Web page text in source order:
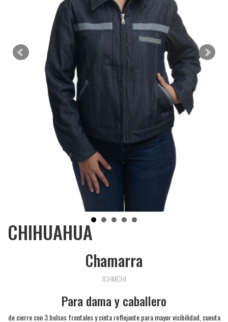
CHIHUAHUA
Chamarra
ICHMCHI
Para dama y caballero
de cierre con 3 bolsos frontales y cinta reflejante para mayor visibilidad, cuenta